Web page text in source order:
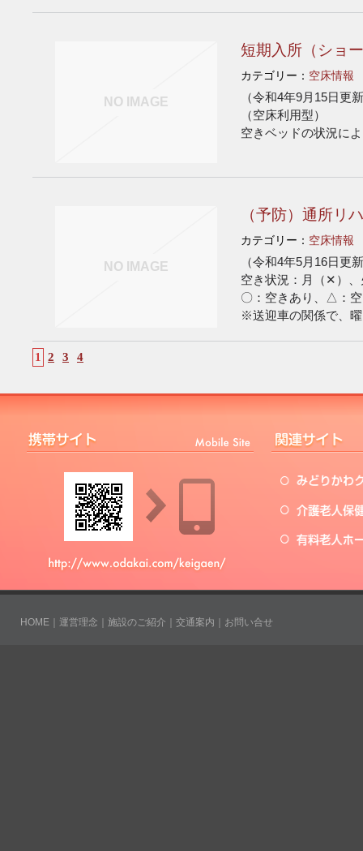
NO IMAGE
短期入所（ショ
カテゴリー： 空床情報
（令和4年9月15日更
（空床利用型）
空きベッドの状況に
NO IMAGE
（予防）通所リ
カテゴリー： 空床情報
（令和4年5月16日更
空き状況：月（✕）
〇：空きあり、△：
※送迎車の関係で、
1 2 3 4
HOME 運営理念 施設のご紹介 交通案内 お問い合せ